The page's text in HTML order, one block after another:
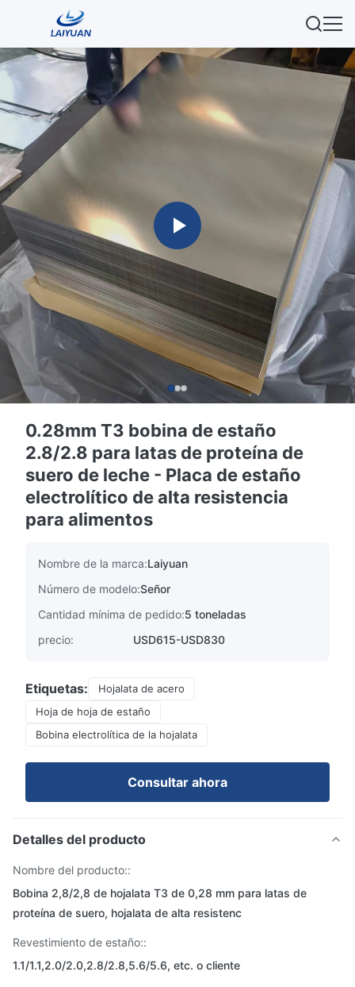
0.28mm T3 bobina de estaño
2.8/2.8 para latas de proteína de
suero de leche - Placa de estaño
electrolítico de alta resistencia
para alimentos
Nombre de la marca:Laiyuan
Número de modelo:Señor
Cantidad mínima de pedido:5 toneladas
precio:
USD615-USD830
Etiquetas:
Hojalata de acero
Hoja de hoja de estaño
Bobina electrolítica de la hojalata
Consultar ahora
Detalles del producto
Nombre del producto::
Bobina 2,8/2,8 de hojalata T3 de 0,28 mm para latas de
proteína de suero, hojalata de alta resistenc
Revestimiento de estaño::
1.1/1.1,2.0/2.0,2.8/2.8,5.6/5.6, etc. o cliente